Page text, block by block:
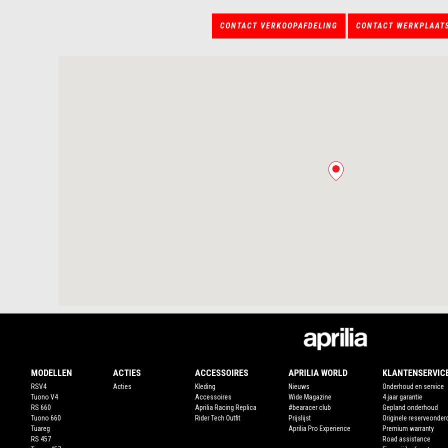
CONTACT VERKOOPAFDELING CONTACT
MODELLEN
RSV4
Tuono V4
RS 660
Tuono 660
Tuareg
RS 457
ACTIES
Acties
ACCESSOIRES
Kleding
Accessoires
Aprilia Racing Replica
Rider Tech Outfit
APRILIA WORLD
Nieuws
Wide Magazine
#bearacer club
Prijslijst
Aprilia Pro Experience
Onderhoud en service
4 jaar garantie
Gepland onderhoud
Originele
Premium warranty
Road assistance